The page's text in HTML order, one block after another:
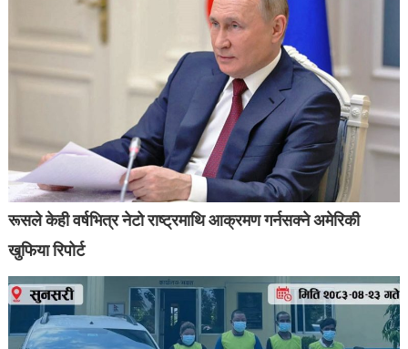
रूसले केही वर्षभित्र नेटो राष्ट्रमाथि आक्रमण गर्नसक्ने अमेरिकी
खुफिया रिपोर्ट